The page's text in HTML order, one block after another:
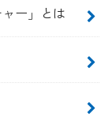
ー」とは